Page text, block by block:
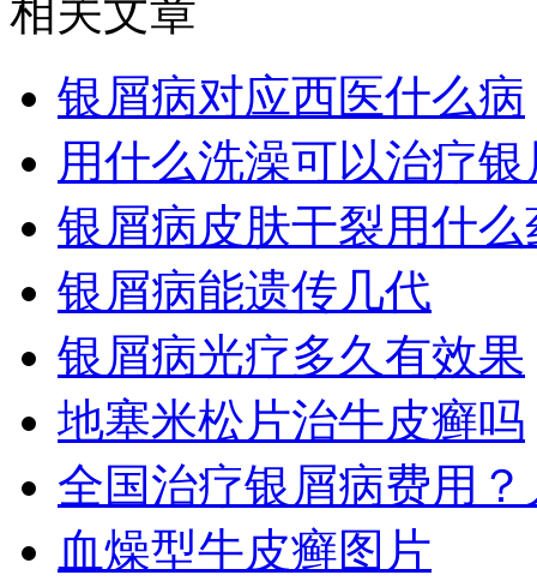
相关文章
银屑病对应西医什么病
用什么洗澡可以治疗
银屑病皮肤干裂用什么
银屑病能遗传几代
银屑病光疗多久有效果
地塞米松片治牛皮癣吗
全国治疗银屑病费用
血燥型牛皮癣图片